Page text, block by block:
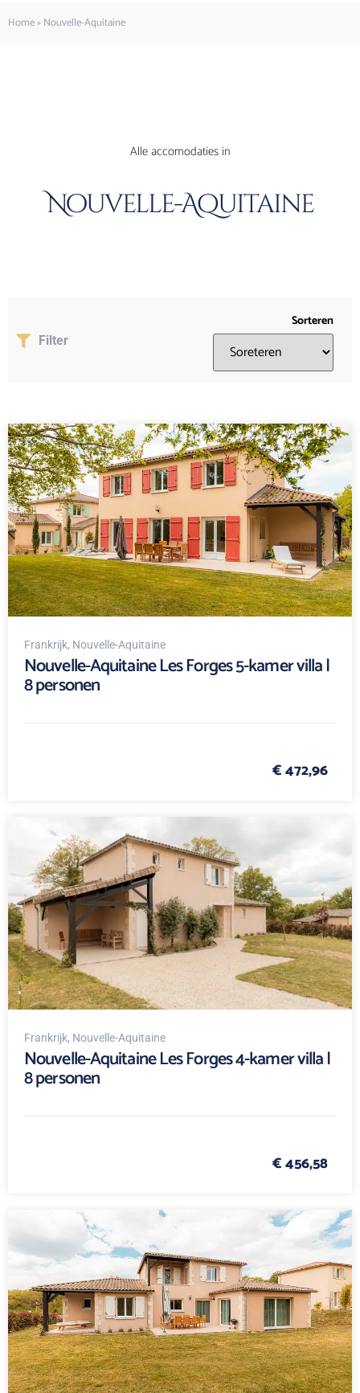
Home»Nouvelle-Aquitaine
Alle accomodaties in
Nouvelle-Aquitaine
Filter
Sorteren
Frankrijk, Nouvelle-Aquitaine
Nouvelle-Aquitaine Les Forges 5-kamer villa |
8 personen
€ 472,96
Frankrijk, Nouvelle-Aquitaine
Nouvelle-Aquitaine Les Forges 4-kamer villa |
8 personen
€ 456,58